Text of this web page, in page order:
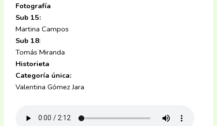
Fotografía
Sub 15:
Martina Campos
Sub 18:
Tomás Miranda
Historieta
Categoría única:
Valentina Gómez Jara